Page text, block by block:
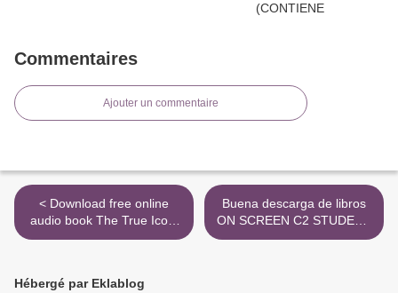
Commentaires
Ajouter un commentaire
< Download free online
audio book The True Icon:
From the Shroud of Turin to
Buena descarga de libros
ON SCREEN C2 STUDENT
S BOOK (INT) in Spanish
Hébergé par Eklablog